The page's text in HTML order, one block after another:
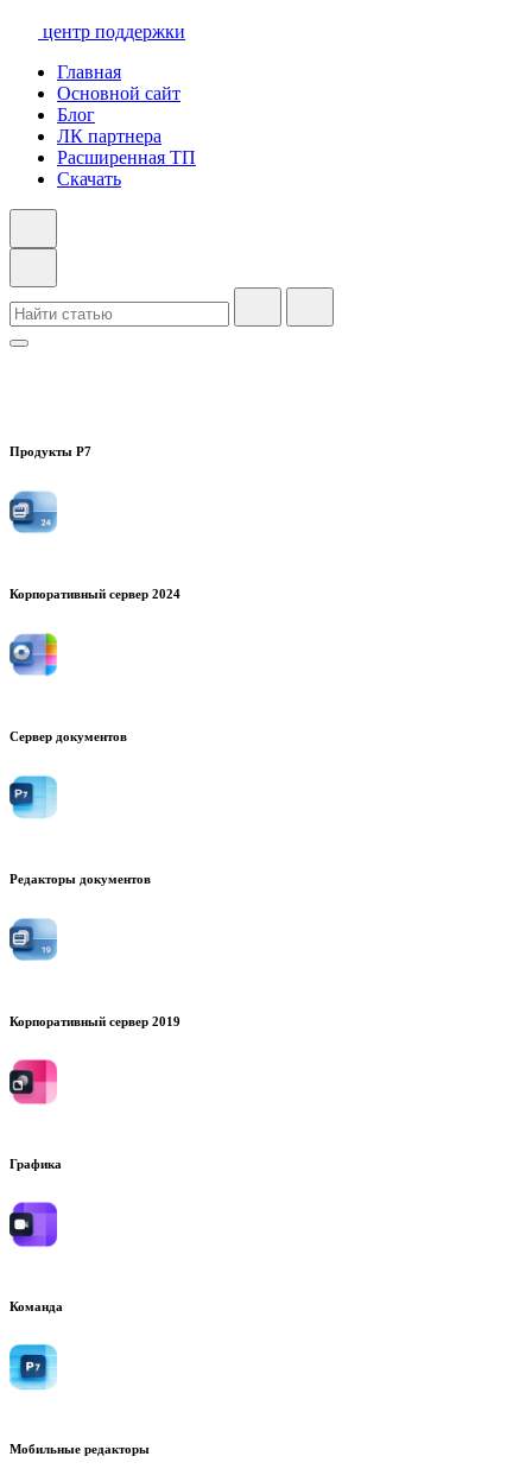
центр поддержки
Главная
Основной сайт
Блог
ЛК партнера
Расширенная ТП
Скачать
Продукты Р7
Корпоративный сервер 2024
Сервер документов
Редакторы документов
Корпоративный сервер 2019
Графика
Команда
Мобильные редакторы